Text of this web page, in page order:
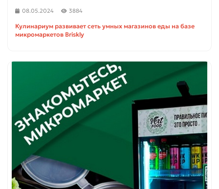
08.05.2024 3884
Кулинариум развивает сеть умных магазинов еды на базе
микромаркетов Briskly